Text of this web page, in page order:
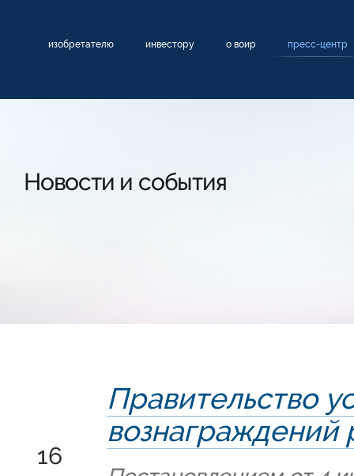
изобретателю инвестору о воир пресс-центр
Новости и события
16
Правительство
вознаграждений